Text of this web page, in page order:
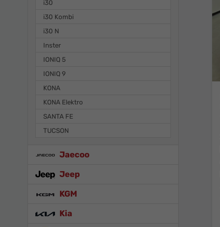
i30
i30 Kombi
i30 N
Inster
IONIQ 5
IONIQ 9
KONA
KONA Elektro
SANTA FE
TUCSON
Jaecoo
Jeep
KGM
Kia